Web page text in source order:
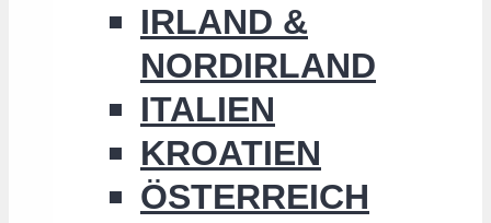
IRLAND &
NORDIRLAND
ITALIEN
KROATIEN
ÖSTERREICH